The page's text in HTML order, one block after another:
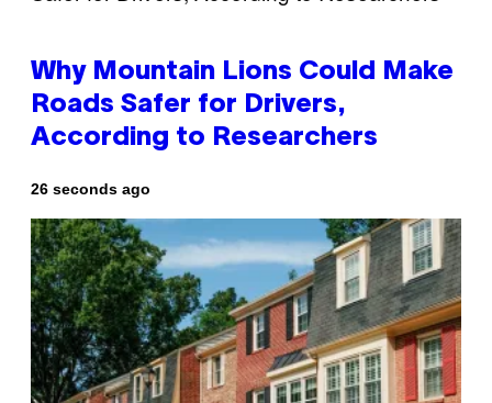
Why Mountain Lions Could Make
Roads Safer for Drivers,
According to Researchers
26 seconds ago